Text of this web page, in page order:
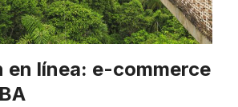
en línea: e-commerce